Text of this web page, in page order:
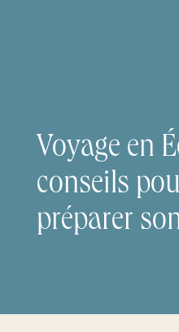
Voyage en
conseils
préparer